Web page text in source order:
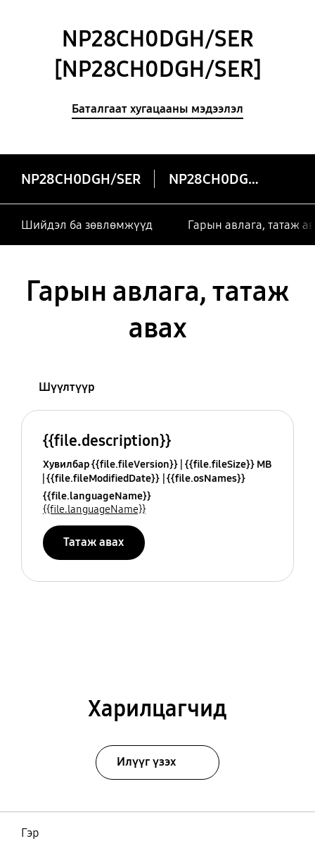
NP28CH0DGH/SER
[NP28CH0DGH/SER]
Баталгаат хугацааны мэдээлэл
NP28CH0DGH/SER NP28CH0DGH/SER
Шийдэл ба зөвлөмжүүд Гарын авлага, татаж
Гарын авлага, татаж
авах
Шүүлтүүр
{{file.description}}
Хувилбар {{file.fileVersion}} {{file.fileSize}} MB
{{file.fileModifiedDate}} {{file.osNames}}
{{file.languageName}}
{{file.languageName}}
Татаж авах
Харилцагчид
Илүүг үзэх
Гэр